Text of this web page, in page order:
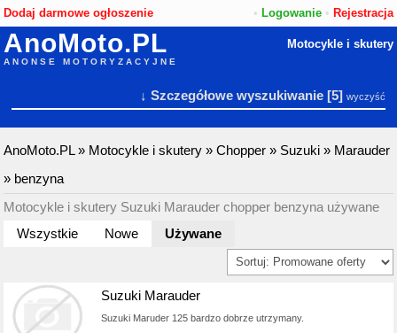
Dodaj darmowe ogłoszenie • Logowanie• Rejestracja
AnoMoto.PL
ANONSE MOTORYZACYJNE
Motocykle i skutery
↓ Szczegółowe wyszukiwanie[5] wyczyść
AnoMoto.PL» Motocykle i skutery »Chopper » Suzuki » Marauder
» benzyna
Motocykle i skutery Suzuki Marauder chopper benzyna używane
Wszystkie
Nowe Używane
Suzuki Marauder
Suzuki Maruder 125 bardzo dobrze utrzymany.